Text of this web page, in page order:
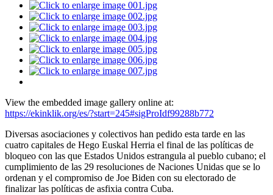
View the embedded image gallery online at:
https://ekinklik.org/es/?start=245#sigProIdf99288b772
Diversas asociaciones y colectivos han pedido esta tarde en las
cuatro capitales de Hego Euskal Herria el final de las políticas de
bloqueo con las que Estados Unidos estrangula al pueblo cubano; el
cumplimiento de las 29 resoluciones de Naciones Unidas que se lo
ordenan y el compromiso de Joe Biden con su electorado de
finalizar las políticas de asfixia contra Cuba.